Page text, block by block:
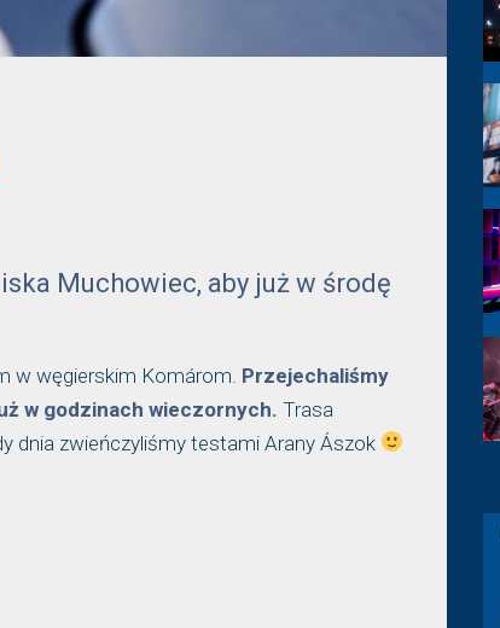
Muchowiec, aby już w środę
w węgierskim Komárom. Przejechaliśmy
w godzinach wieczornych. Trasa
dnia zwieńczyliśmy testami Arany Ászok